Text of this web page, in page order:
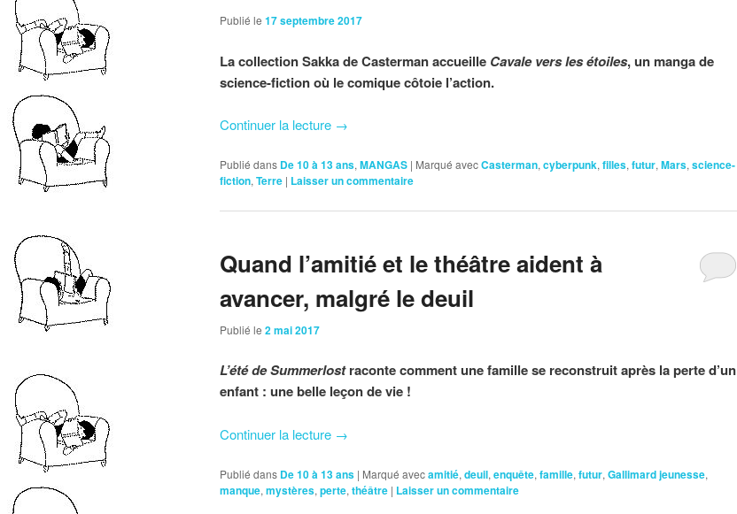
Publié le 17 septembre 2017
La collection Sakka de Casterman accueille Cavale vers les étoiles, un manga de
science-fiction où le comique côtoie l’action.
Continuer la lecture →
Publié dans De 10 à 13 ans, MANGAS | Marqué avecCasterman, cyberpunk, filles, futur, Mars, science-
fiction, Terre | Laisser un commentaire
Quand l’amitié et le théâtre aident à
avancer, malgré le deuil
Publié le 2 mai 2017
L’été de Summerlostraconte comment une famille se reconstruit après la perte d’un
enfant : une belle leçon de vie !
Continuer la lecture →
Publié dans De 10 à 13 ans | Marqué avecamitié, deuil, enquête, famille, futur, Gallimard jeunesse,
manque, mystères, perte, théâtre | Laisser un commentaire